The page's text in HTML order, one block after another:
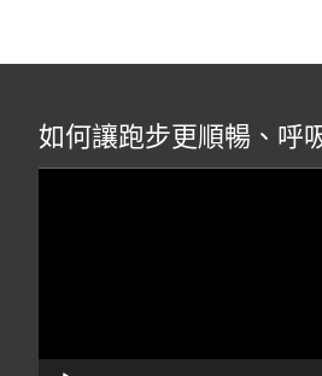
如何讓跑步更順暢、呼